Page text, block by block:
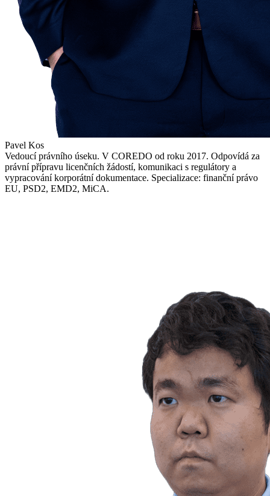
Pavel Kos
Vedoucí právního úseku. V COREDO od roku 2017. Odpovídá za
právní přípravu licenčních žádostí, komunikaci s regulátory a
vypracování korporátní dokumentace. Specializace: finanční právo
EU, PSD2, EMD2, MiCA.